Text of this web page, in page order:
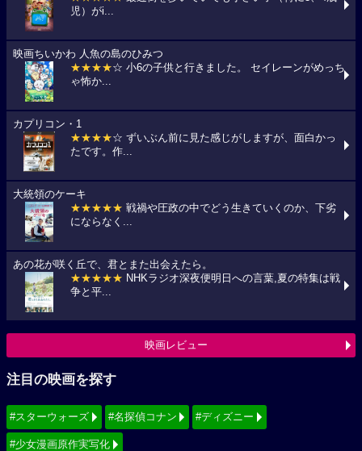
児）がi...
映画ちいかわ 人魚の島のひみつ
★★★★☆ 小6の子供と行きました。 セイレーンがめっち
ゃ怖か...
カプリコン・1
★★★★☆ ずいぶん前に見た感じがしますが、面白かっ
たです。作...
大統領のケーキ
★★★★★ 戦禍や圧政の中でどう生きていくのか、下劣
にならなく...
あの花が咲く丘で、君とまた出会えたら。
★★★★★ NHKラジオ深夜便明日への言葉,夏の特集は戦
争と平...
映画レビュー
注目の映画を探す
#スターウォーズ #名探偵コナン #ディズニー
#少女漫画原作実写化